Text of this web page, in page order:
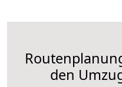
den